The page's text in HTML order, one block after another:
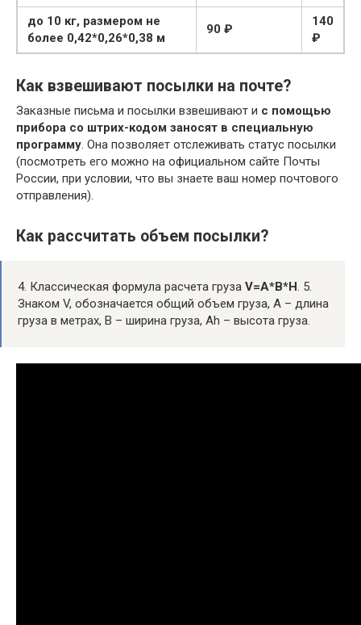
до 10 кг, размером не
более 0,42*0,26*0,38 м
90 ₽
140
₽
Как взвешивают посылки на почте?
Заказные письма и посылки взвешивают и с помощью
прибора со штрих-кодом заносят в специальную
программу. Она позволяет отслеживать статус посылки
(посмотреть его можно на официальном сайте Почты
России, при условии, что вы знаете ваш номер почтового
отправления).
Как рассчитать объем посылки?
4. Классическая формула расчета груза V=A*B*H. 5.
Знаком V, обозначается общий объем груза, A – длина
груза в метрах, B – ширина груза, Ah – высота груза.